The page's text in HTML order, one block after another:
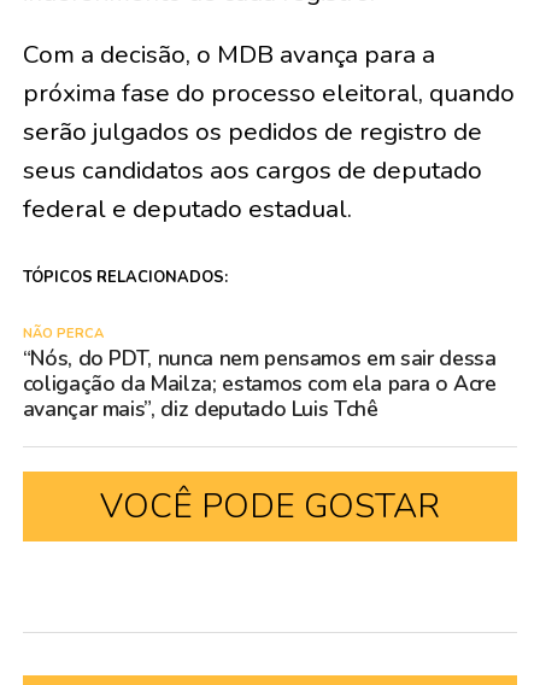
Com a decisão, o MDB avança para a
próxima fase do processo eleitoral, quando
serão julgados os pedidos de registro de
seus candidatos aos cargos de deputado
federal e deputado estadual.
TÓPICOS RELACIONADOS:
NÃO PERCA
“Nós, do PDT, nunca nem pensamos em sair dessa
coligação da Mailza; estamos com ela para o Acre
avançar mais”, diz deputado Luis Tchê
VOCÊ PODE GOSTAR